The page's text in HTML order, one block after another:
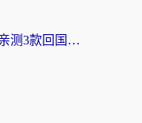
穿梭和快喵好用吗？海外党亲测3款回国加速器，附日本回国VPN避坑指南